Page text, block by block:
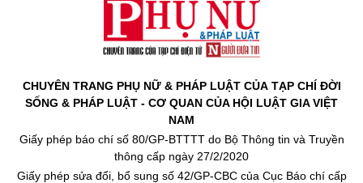
CHUYÊN TRANG PHỤ NỮ & PHÁP LUẬT CỦA TẠP CHÍ ĐỜI
SỐNG & PHÁP LUẬT - CƠ QUAN CỦA HỘI LUẬT GIA VIỆT
NAM
Giấy phép báo chí số 80/GP-BTTTT do Bộ Thông tin và Truyền
thông cấp ngày 27/2/2020
Giấy phép sửa đổi, bổ sung số 42/GP-CBC của Cục Báo chí cấp